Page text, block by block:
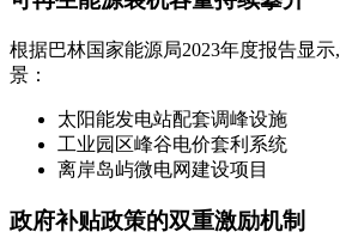
根据巴林国家能源局2023年度报告显
景：
太阳能发电站配套调峰设施
工业园区峰谷电价套利系统
离岸岛屿微电网建设项目
政府补贴政策的双重激励机制